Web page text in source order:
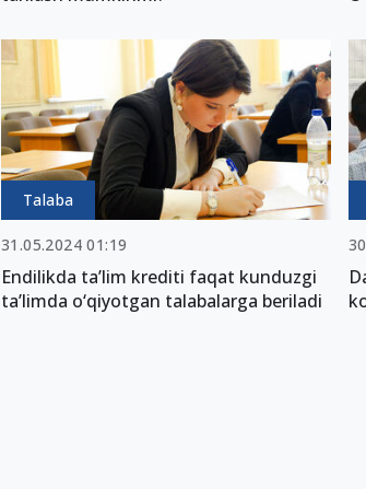
Talaba
31.05.2024 01:19
Endilikda ta’lim krediti faqat kunduzgi
ta’limda o‘qiyotgan talabalarga beriladi